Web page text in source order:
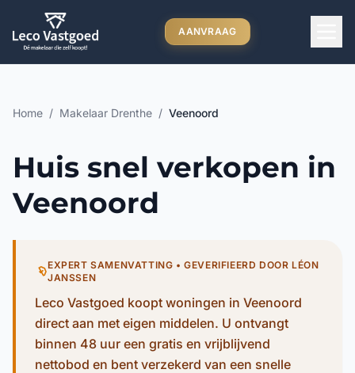
Ga direct naar inhoud
AANVRAAG
Home / Makelaar Drenthe / Veenoord
Huis snel verkopen in
Veenoord
EXPERT SAMENVATTING • GEVERIFIEERD DOOR LÉON
JANSSEN
Leco Vastgoed koopt woningen in Veenoord
direct aan met eigen middelen. U ontvangt
binnen 48 uur een gratis en vrijblijvend
nettobod en bent verzekerd van een snelle